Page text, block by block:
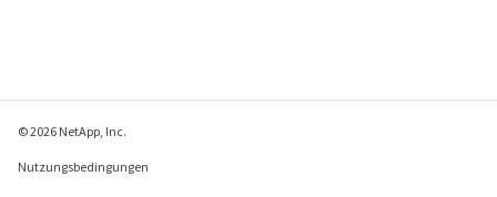
© 2026 NetApp, Inc.
Nutzungsbedingungen